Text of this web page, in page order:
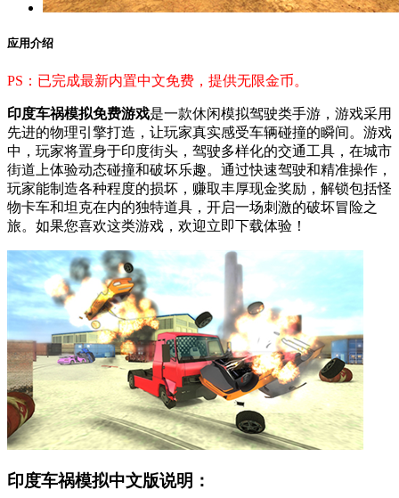
应用介绍
PS：已完成最新内置中文免费，提供无限金币。
印度车祸模拟免费游戏是一款休闲模拟驾驶类手游，游戏采用
先进的物理引擎打造，让玩家真实感受车辆碰撞的瞬间。游戏
中，玩家将置身于印度街头，驾驶多样化的交通工具，在城市
街道上体验动态碰撞和破坏乐趣。通过快速驾驶和精准操作，
玩家能制造各种程度的损坏，赚取丰厚现金奖励，解锁包括怪
物卡车和坦克在内的独特道具，开启一场刺激的破坏冒险之
旅。如果您喜欢这类游戏，欢迎立即下载体验！
印度车祸模拟中文版说明：